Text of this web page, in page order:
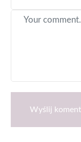
Wyślij